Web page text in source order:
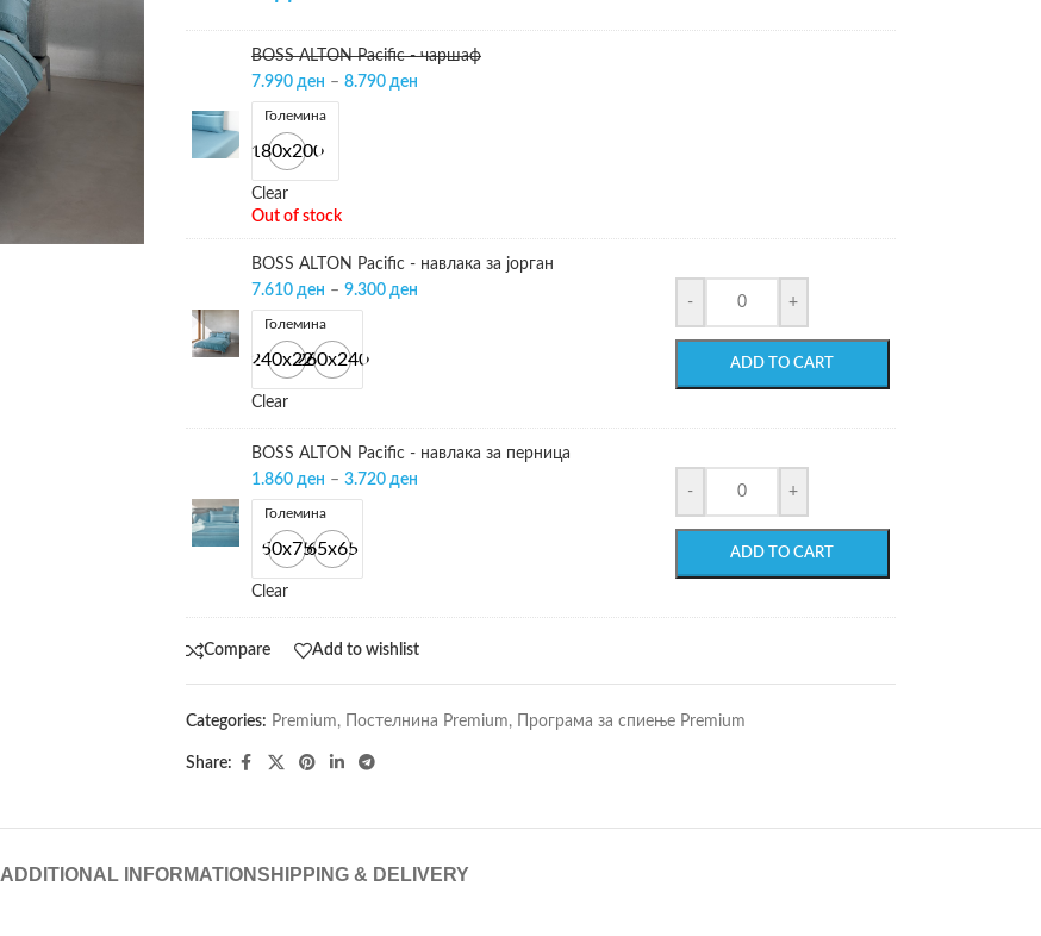
BOSS ALTON Pacific - чаршаф
7.990 ден – 8.790 ден
Големина
180х200
Clear
Out of stock
BOSS ALTON Pacific - навлака за јорган
7.610 ден – 9.300 ден
Големина
240х220260х240
Clear
- +
ADD TO CART
BOSS ALTON Pacific - навлака за перница
1.860 ден – 3.720 ден
Големина
50x7565x65
Clear
- +
ADD TO CART
Compare Add to wishlist
Categories: Premium, Постелнина Premium, Програма за спиење Premium
Share:
ADDITIONAL INFORMATIONSHIPPING & DELIVERY